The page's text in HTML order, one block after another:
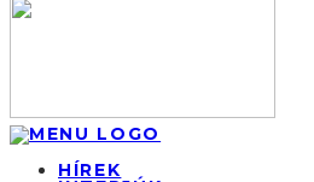
HÍREK